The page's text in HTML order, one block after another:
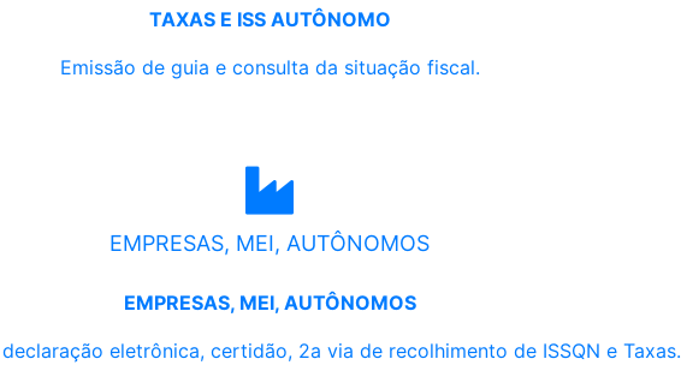
TAXAS E ISS AUTÔNOMO
Emissão de guia e consulta da situação fiscal.
EMPRESAS, MEI, AUTÔNOMOS
EMPRESAS, MEI, AUTÔNOMOS
eletrônica, certidão, 2a via de recolhimento de ISSQN e Taxas.